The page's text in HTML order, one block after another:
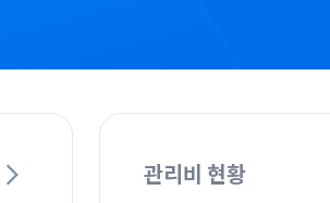
관리비 현황